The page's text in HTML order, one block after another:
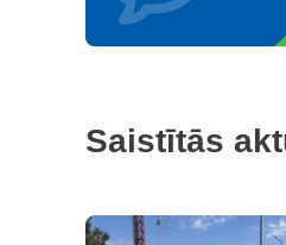
Saistītās